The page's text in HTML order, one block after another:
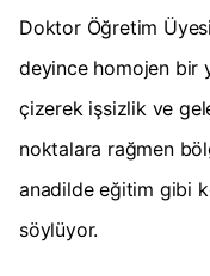
Doktor Öğretim
deyince homojen bir
çizerek işsizlik ve
noktalara rağmen
anadilde eğitim gibi
söylüyor.